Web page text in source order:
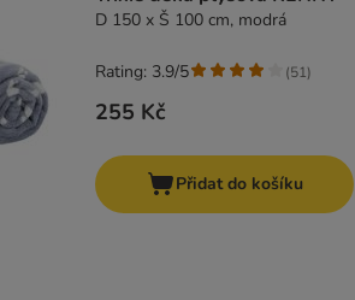
D 150 x Š 100 cm, modrá
255 Kč
Rating: 3.9/5 (51)
Přidat do košíku